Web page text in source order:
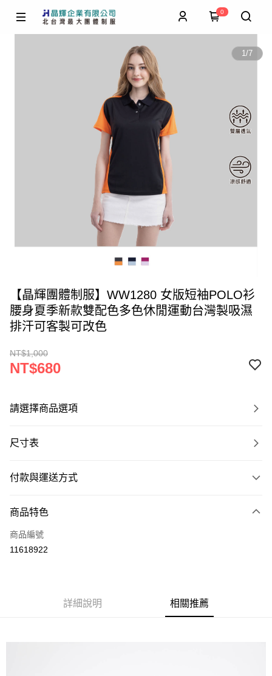
0
1/7
【晶輝團體制服】WW1280 女版短袖POLO衫
腰身夏季新款雙配色多色休閒運動台灣製吸濕
排汗可客製可改色
NT$1,000
NT$680
請選擇商品選項
尺寸表
付款與運送方式
信用卡一次付款
運送方式
商品特色
商品編號
11618922
詳細說明 相關推薦